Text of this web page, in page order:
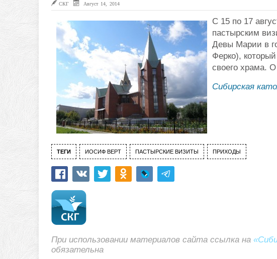
СКГ Август 14, 2014
С 15 по 17
пастырским
Девы Марии в
Ферко),
своего храма.
Сибирская
ТЕГИ ИОСИФ ВЕРТ ПАСТЫРСКИЕ ВИЗИТЫ ПРИХОДЫ
При использовании материалов сайта ссылка на
обязательна